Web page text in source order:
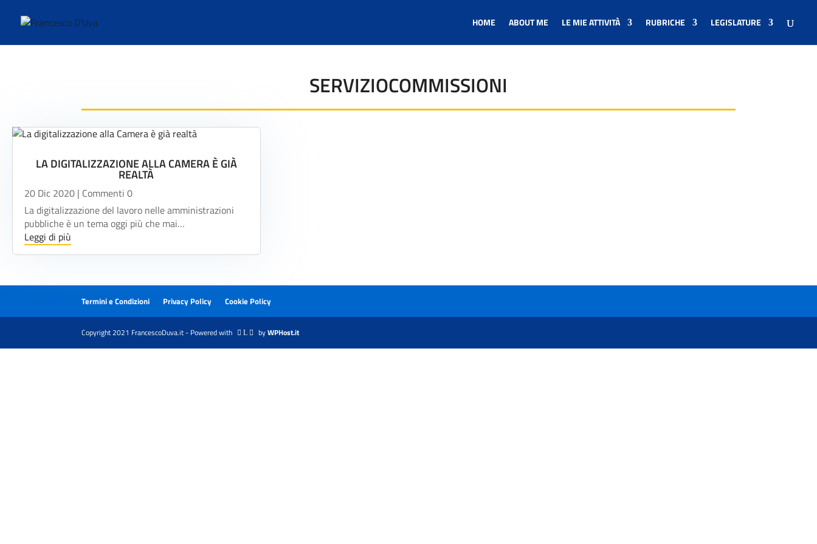
HOME ABOUT ME LE MIE ATTIVITÀ RUBRICHE LEGISLATURE
SERVIZIOCOMMISSIONI
LA DIGITALIZZAZIONE ALLA CAMERA È GIÀ
REALTÀ
20 Dic 2020 | Commenti 0
La digitalizzazione del lavoro nelle amministrazioni
pubbliche è un tema oggi più che mai…
Leggi di più
Termini e Condizioni Privacy Policy Cookie Policy
Copyright 2021 FrancescoDuva.it - Powered with  L  byWPHost.it